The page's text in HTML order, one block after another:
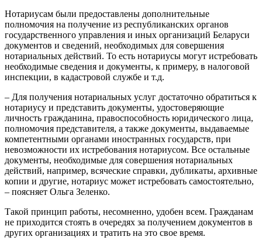
Нотариусам были предоставлены дополнительные
полномочия на получение из республиканских органов
государственного управления и иных организаций Беларуси
документов и сведений, необходимых для совершения
нотариальных действий. То есть нотариусы могут истребовать
необходимые сведения и документы, к примеру, в налоговой
инспекции, в кадастровой службе и т.д.
– Для получения нотариальных услуг достаточно обратиться к
нотариусу и представить документы, удостоверяющие
личность гражданина, правоспособность юридического лица,
полномочия представителя, а также документы, выдаваемые
компетентными органами иностранных государств, при
невозможности их истребования нотариусом. Все остальные
документы, необходимые для совершения нотариальных
действий, например, всяческие справки, дубликаты, архивные
копии и другие, нотариус может истребовать самостоятельно,
– поясняет Ольга Зеленко.
Такой принцип работы, несомненно, удобен всем. Гражданам
не приходится стоять в очередях за получением документов в
других организациях и тратить на это свое время.